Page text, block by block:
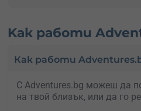
Kак работи
Как работи
С Adventures.bg можеш да
на твой близък, или да го